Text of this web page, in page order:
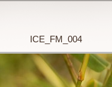
ICE_FM_004